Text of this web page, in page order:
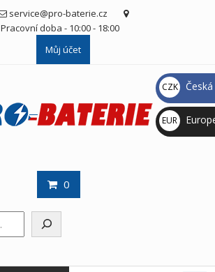
service@pro-baterie.cz
Pracovní doba - 10:00 - 18:00
Můj účet
0
CZK
Kč
EUR
€